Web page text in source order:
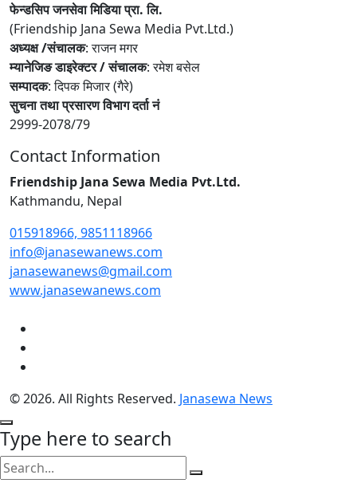
फेन्डसिप जनसेवा मिडिया प्रा. लि.
(Friendship Jana Sewa Media Pvt.Ltd.)
अध्यक्ष /संचालक: राजन मगर
म्यानेजिङ डाइरेक्टर / संचालक: रमेश बसेल
सम्पादक: दिपक मिजार (गैरे)
सुचना तथा प्रसारण विभाग दर्ता नं
2999-2078/79
Contact Information
Friendship Jana Sewa Media Pvt.Ltd.
Kathmandu, Nepal
015918966, 9851118966
info@janasewanews.com
janasewanews@gmail.com
www.janasewanews.com
© 2026. All Rights Reserved. Janasewa News
Type here to search